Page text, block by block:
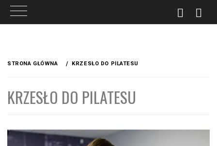
STRONA GŁÓWNA KRZESŁO DO PILATESU
KRZESŁO DO PILATESU